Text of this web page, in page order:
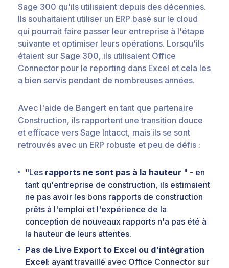
Sage 300 qu'ils utilisaient depuis des décennies.
Ils souhaitaient utiliser un ERP basé sur le cloud
qui pourrait faire passer leur entreprise à l'étape
suivante et optimiser leurs opérations. Lorsqu'ils
étaient sur Sage 300, ils utilisaient Office
Connector pour le reporting dans Excel et cela les
a bien servis pendant de nombreuses années.
Avec l'aide de Bangert en tant que partenaire
Construction, ils rapportent une transition douce
et efficace vers Sage Intacct, mais ils se sont
retrouvés avec un ERP robuste et peu de défis :
"Les rapports ne sont pas à la hauteur " - en
tant qu'entreprise de construction, ils estimaient
ne pas avoir les bons rapports de construction
prêts à l'emploi et l'expérience de la
conception de nouveaux rapports n'a pas été à
la hauteur de leurs attentes.
Pas de Live Export to Excel ou d'intégration
Excel: ayant travaillé avec Office Connector sur